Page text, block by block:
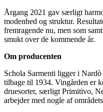
Årgang 2021 gav særligt
modenhed og struktur.
fremragende nu, men som
smukt over de kommende år.
Om producenten
Schola Sarmenti ligger i
tilbage til 1934. Vingården er
druesorter, særligt Primitivo,
arbejder med nogle af